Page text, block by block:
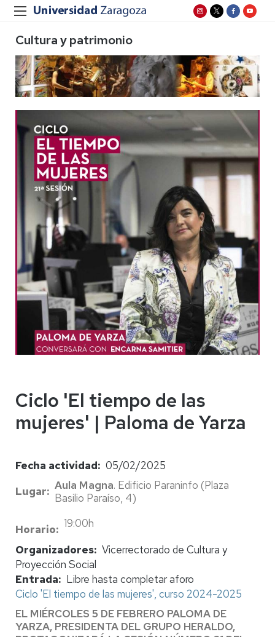
Cultura y patrimonio
Ciclo 'El tiempo de las
mujeres' | Paloma de Yarza
Fecha actividad
05/02/2025
Lugar
Aula Magna. Edificio Paraninfo (Plaza
Basilio Paraíso, 4)
Horario
19:00h
Organizadores Vicerrectorado de Cultura y
Proyección Social
Entrada
Libre hasta completar aforo
Ciclo 'El tiempo de las mujeres', curso 2024-2025
EL MIÉRCOLES 5 DE FEBRERO PALOMA DE
YARZA, PRESIDENTA DEL GRUPO HERALDO,